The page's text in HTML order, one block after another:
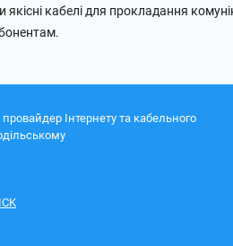
кабелі для прокладання
Інтернету та кабельного